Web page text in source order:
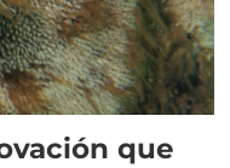
que